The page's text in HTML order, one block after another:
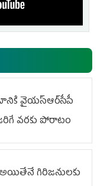
వైయ‌స్ఆర్‌సీపీ
వరకు పోరాటం
గిరిజనులకు